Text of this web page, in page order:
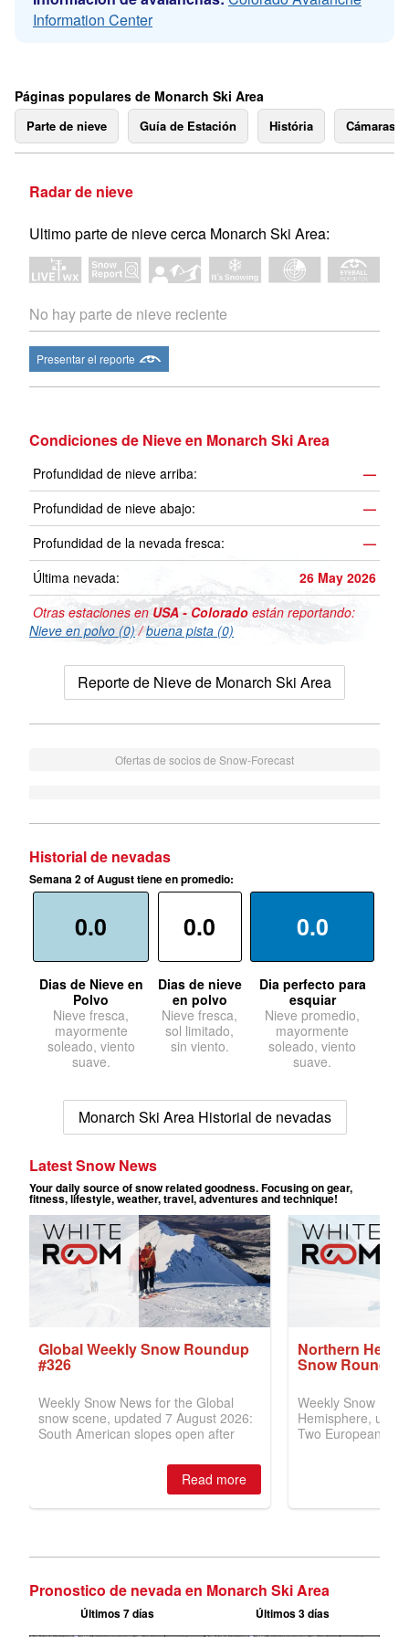
Information Center
Páginas populares de Monarch Ski Area
Parte de nieve Guía de Estación História Cámaras
Radar de nieve
Ultimo parte de nieve cerca Monarch Ski Area:
No hay parte de nieve reciente
Presentar el reporte
Condiciones de Nieve en Monarch Ski Area
Profundidad de nieve arriba:
—
Profundidad de nieve abajo:
—
Profundidad de la nevada fresca:
—
Última nevada:
26 May 2026
Otras estaciones enUSA - Colorado están reportando:
Nieve en polvo (0)/buena pista (0)
Reporte de Nieve de Monarch Ski Area
Ofertas de socios de Snow-Forecast
Historial de nevadas
Semana 2 of August tiene en promedio:
0.0
Dias de Nieve en
Polvo
Nieve fresca,
mayormente
soleado, viento
suave.
0.0
Dias de nieve
en polvo
Nieve fresca,
sol limitado,
sin viento.
0.0
Dia perfecto para
esquiar
Nieve promedio,
mayormente
soleado, viento
suave.
Monarch Ski Area Historial de nevadas
Pronostico de nevada en Monarch Ski Area
Últimos 7 días Últimos 3 días